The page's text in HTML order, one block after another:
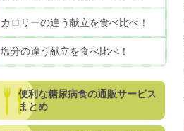
カロリーの違う献立を食べ比べ！
塩分の違う献立を食べ比べ！
便利な糖尿病食の通販サービス
まとめ